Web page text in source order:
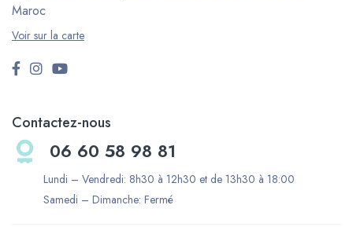
Maroc
Voir sur la carte
Contactez-nous
06 60 58 98 81
Lundi – Vendredi: 8h30 à 12h30 et de 13h30 à 18:00
Samedi – Dimanche: Fermé